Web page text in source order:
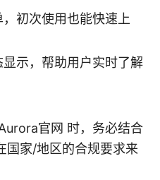
初次使用也能快速上
示，帮助用户实时了解
官网 时，务必结合
国家/地区的合规要求来